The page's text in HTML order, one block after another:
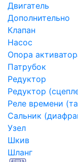
Двигатель
Дополнительно
Клапан
Насос
Опора
Патрубок
Редуктор
Редуктор
Реле времени
Сальник
Узел
Шкив
Шланг